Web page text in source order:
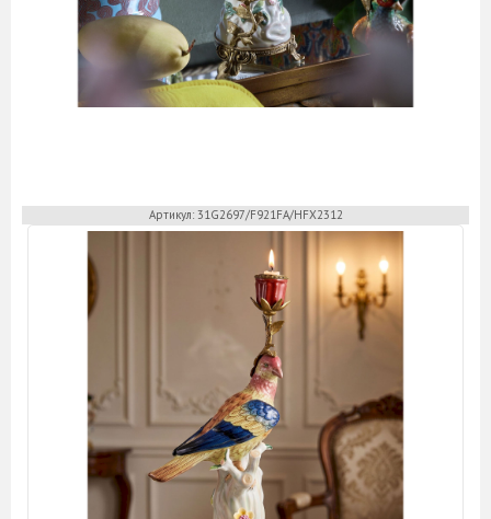
Графины, кувшины, штофы
Подарочные наборы
Рюмки, стопки для ликера / водки
Стаканы для виски
Фужеры для шампанского
Кашпо
Конфетницы
Декоративные изделия, фигурки животных
Рамки для фотографий
Статуэтки
Цветы
Часы
Шкатулки
Артикул: 31G2697/F921FA/HFX2312